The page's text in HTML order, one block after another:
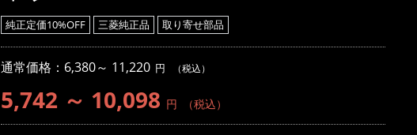
純正定価10%OFF 三菱純正品 取り寄せ部品
通常価格： 6,380～ 11,220 円 （税込）
5,742 ～ 10,098 円 （税込）